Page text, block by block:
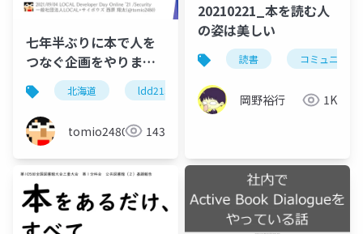
七年半ぶりに本で人を
つなぐ企画をやりまし
た
北海道 ldd21sec local_do コミュニティ
tomio2480 143
20210221_本を読む人
の姿は美しい
読書 コミュニティ
岡野裕行 1K